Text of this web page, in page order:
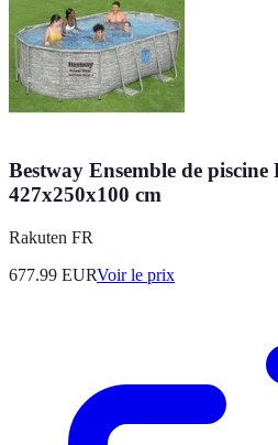
Bestway Ensemble de piscine
427x250x100 cm
Rakuten FR
677.99 EURVoir le prix